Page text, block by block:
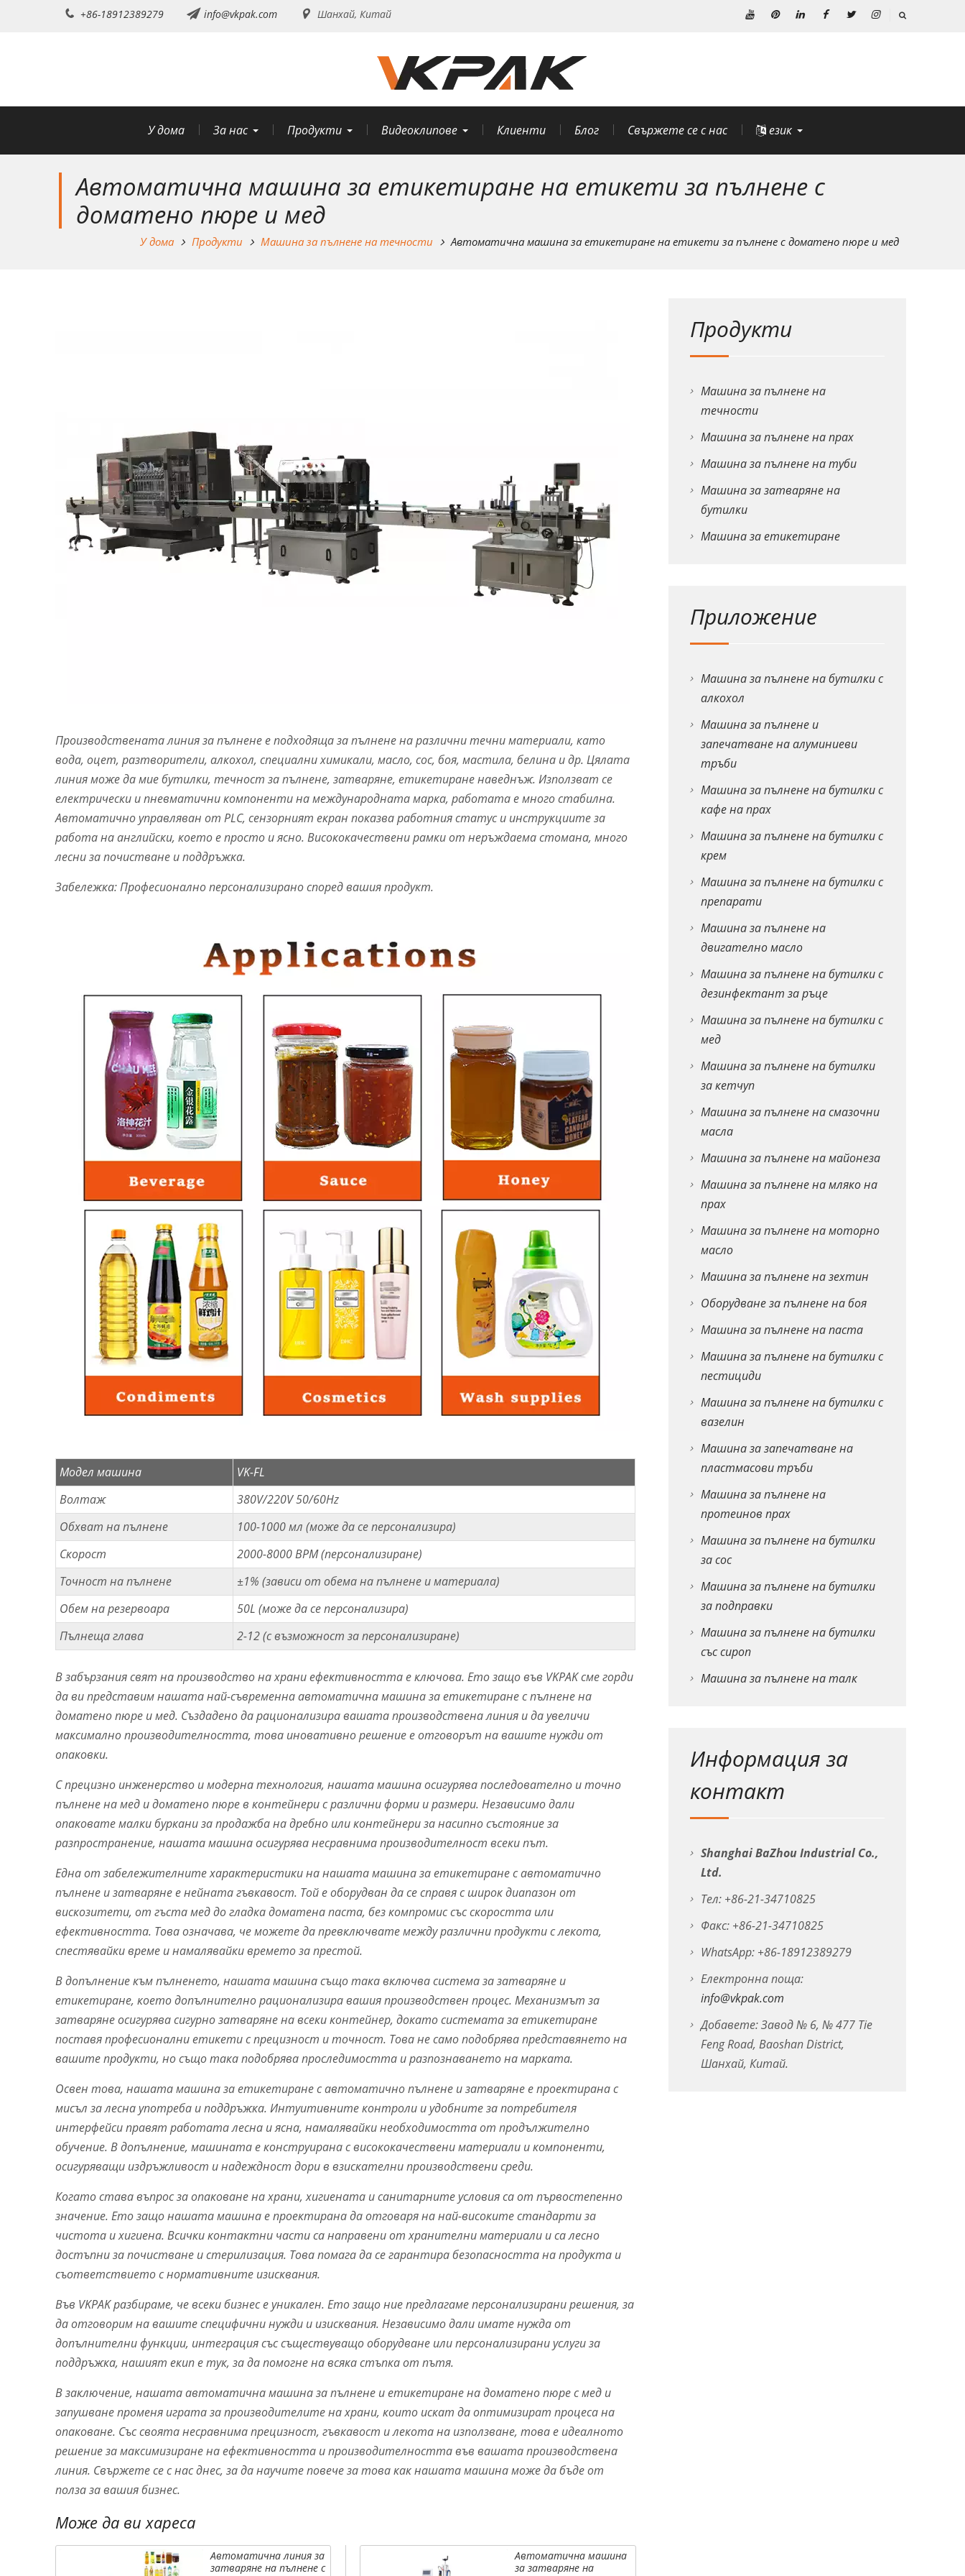
+86-18912389279 info@vkpak.com Шанхай, Китай
У дома За нас Продукти Видеоклипове Клиенти Блог Свържете се с нас език
Автоматична машина за етикетиране на етикети за пълнене с
доматено пюре и мед
У дома Продукти Машина за пълнене на течности Автоматична машина за етикетиране на етикети за пълнене с доматено пюре и мед
Производствената линия за пълнене е подходяща за пълнене на различни течни материали, като
вода, оцет, разтворители, алкохол, специални химикали, масло, сос, боя, мастила, белина и др. Цялата
линия може да мие бутилки, течност за пълнене, затваряне, етикетиране наведнъж. Използват се
електрически и пневматични компоненти на международната марка, работата е много стабилна.
Автоматично управляван от PLC, сензорният екран показва работния статус и инструкциите за
работа на английски, което е просто и ясно. Висококачествени рамки от неръждаема стомана, много
лесни за почистване и поддръжка.
Забележка: Професионално персонализирано според вашия продукт.
Модел машина
VK-FL
Волтаж
380V/220V 50/60Hz
Обхват на пълнене
100-1000 мл (може да се персонализира)
Скорост
2000-8000 BPM (персонализиране)
Точност на пълнене
±1% (зависи от обема на пълнене и материала)
Обем на резервоара
50L (може да се персонализира)
Пълнеща глава
2-12 (с възможност за персонализиране)
В забързания свят на производство на храни ефективността е ключова. Ето защо във VKPAK сме горди
да ви представим нашата най-съвременна автоматична машина за етикетиране с пълнене на
доматено пюре и мед. Създадено да рационализира вашата производствена линия и да увеличи
максимално производителността, това иновативно решение е отговорът на вашите нужди от
опаковки.
С прецизно инженерство и модерна технология, нашата машина осигурява последователно и точно
пълнене на мед и доматено пюре в контейнери с различни форми и размери. Независимо дали
опаковате малки буркани за продажба на дребно или контейнери за насипно състояние за
разпространение, нашата машина осигурява несравнима производителност всеки път.
Една от забележителните характеристики на нашата машина за етикетиране с автоматично
пълнене и затваряне е нейната гъвкавост. Той е оборудван да се справя с широк диапазон от
вискозитети, от гъста мед до гладка доматена паста, без компромис със скоростта или
ефективността. Това означава, че можете да превключвате между различни продукти с лекота,
спестявайки време и намалявайки времето за престой.
В допълнение към пълненето, нашата машина също така включва система за затваряне и
етикетиране, което допълнително рационализира вашия производствен процес. Механизмът за
затваряне осигурява сигурно затваряне на всеки контейнер, докато системата за етикетиране
поставя професионални етикети с прецизност и точност. Това не само подобрява представянето на
вашите продукти, но също така подобрява проследимостта и разпознаването на марката.
Освен това, нашата машина за етикетиране с автоматично пълнене и затваряне е проектирана с
мисъл за лесна употреба и поддръжка. Интуитивните контроли и удобните за потребителя
интерфейси правят работата лесна и ясна, намалявайки необходимостта от продължително
обучение. В допълнение, машината е конструирана с висококачествени материали и компоненти,
осигуряващи издръжливост и надеждност дори в взискателни производствени среди.
Когато става въпрос за опаковане на храни, хигиената и санитарните условия са от първостепенно
значение. Ето защо нашата машина е проектирана да отговаря на най-високите стандарти за
чистота и хигиена. Всички контактни части са направени от хранителни материали и са лесно
достъпни за почистване и стерилизация. Това помага да се гарантира безопасността на продукта и
съответствието с нормативните изисквания.
Във VKPAK разбираме, че всеки бизнес е уникален. Ето защо ние предлагаме персонализирани решения, за
да отговорим на вашите специфични нужди и изисквания. Независимо дали имате нужда от
допълнителни функции, интеграция със съществуващо оборудване или персонализирани услуги за
поддръжка, нашият екип е тук, за да помогне на всяка стъпка от пътя.
В заключение, нашата автоматична машина за пълнене и етикетиране на доматено пюре с мед и
запушване променя играта за производителите на храни, които искат да оптимизират процеса на
опаковане. Със своята несравнима прецизност, гъвкавост и лекота на използване, това е идеалното
решение за максимизиране на ефективността и производителността във вашата производствена
линия. Свържете се с нас днес, за да научите повече за това как нашата машина може да бъде от
полза за вашия бизнес.
Може да ви хареса
Автоматична линия за
затваряне на пълнене с
Автоматична машина
за затваряне на
Продукти
Машина за пълнене на
течности
Машина за пълнене на прах
Машина за пълнене на туби
Машина за затваряне на
бутилки
Машина за етикетиране
Приложение
Машина за пълнене на бутилки с
алкохол
Машина за пълнене и
запечатване на алуминиеви
тръби
Машина за пълнене на бутилки с
кафе на прах
Машина за пълнене на бутилки с
крем
Машина за пълнене на бутилки с
препарати
Машина за пълнене на
двигателно масло
Машина за пълнене на бутилки с
дезинфектант за ръце
Машина за пълнене на бутилки с
мед
Машина за пълнене на бутилки
за кетчуп
Машина за пълнене на смазочни
масла
Машина за пълнене на майонеза
Машина за пълнене на мляко на
прах
Машина за пълнене на моторно
масло
Машина за пълнене на зехтин
Оборудване за пълнене на боя
Машина за пълнене на паста
Машина за пълнене на бутилки с
пестициди
Машина за пълнене на бутилки с
вазелин
Машина за запечатване на
пластмасови тръби
Машина за пълнене на
протеинов прах
Машина за пълнене на бутилки
за сос
Машина за пълнене на бутилки
за подправки
Машина за пълнене на бутилки
със сироп
Машина за пълнене на талк
Информация за
контакт
Shanghai BaZhou Industrial Co.,
Ltd.
Тел: +86-21-34710825
Факс: +86-21-34710825
WhatsApp: +86-18912389279
Електронна поща:
info@vkpak.com
Добавете: Завод № 6, № 477 Tie
Feng Road, Baoshan District,
Шанхай, Китай.